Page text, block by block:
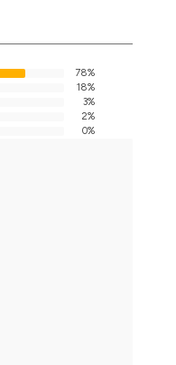
78%
18%
3%
2%
0%